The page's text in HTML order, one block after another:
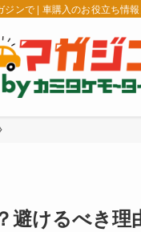
ンで | 車購入のお役立ち情
避けるべき